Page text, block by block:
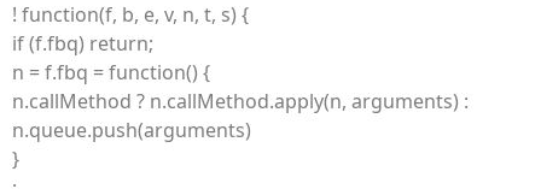
! function(f, b, e, v, n, t, s) {
if (f.fbq) return;
n = f.fbq = function() {
n.callMethod ? n.callMethod.apply(n, arguments) :
n.queue.push(arguments)
}